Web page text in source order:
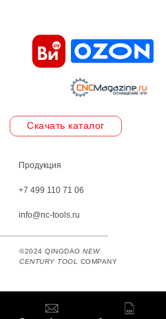
+7 499 110 71 06
info@nc-tools.ru
©2024 QINGDAO NEW
CENTURY TOOL
COMPANY
Скачать каталог
Продукция